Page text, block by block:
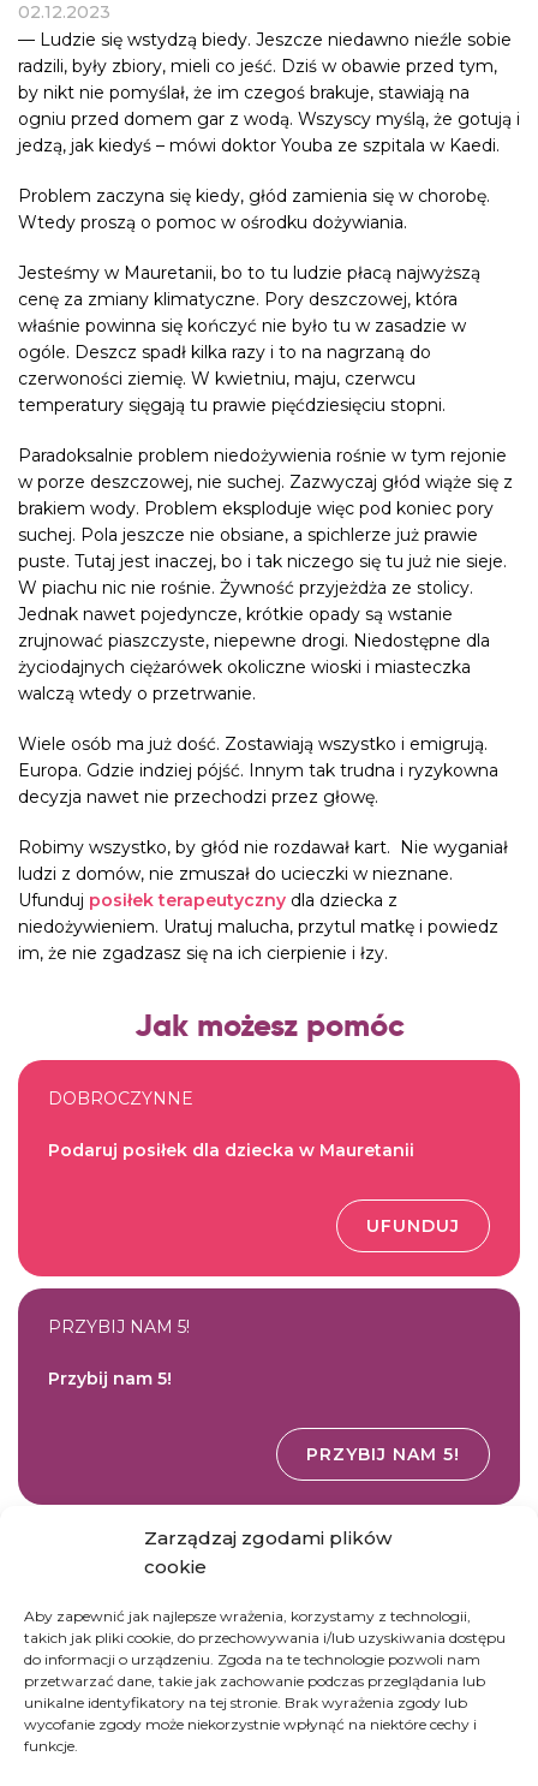
Zarządzaj zgodami plików
cookie
Aby zapewnić jak najlepsze wrażenia, korzystamy z technologii,
takich jak pliki cookie, do przechowywania i/lub uzyskiwania dostępu
do informacji o urządzeniu. Zgoda na te technologie pozwoli nam
przetwarzać dane, takie jak zachowanie podczas przeglądania lub
unikalne identyfikatory na tej stronie. Brak wyrażenia zgody lub
wycofanie zgody może niekorzystnie wpłynąć na niektóre cechy i
funkcje.
02.12.2023
— Ludzie się wstydzą biedy. Jeszcze niedawno nieźle sobie
radzili, były zbiory, mieli co jeść. Dziś w obawie przed tym,
by nikt nie pomyślał, że im czegoś brakuje, stawiają na
ogniu przed domem gar z wodą. Wszyscy myślą, że gotują i
jedzą, jak kiedyś – mówi doktor Youba ze szpitala w Kaedi.
Problem zaczyna się kiedy, głód zamienia się w chorobę.
Wtedy proszą o pomoc w ośrodku dożywiania.
Jesteśmy w Mauretanii, bo to tu ludzie płacą najwyższą
cenę za zmiany klimatyczne. Pory deszczowej, która
właśnie powinna się kończyć nie było tu w zasadzie w
ogóle. Deszcz spadł kilka razy i to na nagrzaną do
czerwoności ziemię. W kwietniu, maju, czerwcu
temperatury sięgają tu prawie pięćdziesięciu stopni.
Paradoksalnie problem niedożywienia rośnie w tym rejonie
w porze deszczowej, nie suchej. Zazwyczaj głód wiąże się z
brakiem wody. Problem eksploduje więc pod koniec pory
suchej. Pola jeszcze nie obsiane, a spichlerze już prawie
puste. Tutaj jest inaczej, bo i tak niczego się tu już nie sieje.
W piachu nic nie rośnie. Żywność przyjeżdża ze stolicy.
Jednak nawet pojedyncze, krótkie opady są wstanie
zrujnować piaszczyste, niepewne drogi. Niedostępne dla
życiodajnych ciężarówek okoliczne wioski i miasteczka
walczą wtedy o przetrwanie.
Wiele osób ma już dość. Zostawiają wszystko i emigrują.
Europa. Gdzie indziej pójść. Innym tak trudna i ryzykowna
decyzja nawet nie przechodzi przez głowę.
Robimy wszystko, by głód nie rozdawał kart. Nie wyganiał
ludzi z domów, nie zmuszał do ucieczki w nieznane.
Ufunduj posiłek terapeutyczny dla dziecka z
niedożywieniem. Uratuj malucha, przytul matkę i powiedz
im, że nie zgadzasz się na ich cierpienie i łzy.
Jak możesz pomóc
DOBROCZYNNE
Podaruj posiłek dla dziecka w Mauretanii
UFUNDUJ
PRZYBIJ NAM 5!
Przybij nam 5!
PRZYBIJ NAM 5!
Dołącz do drużyny Siostry Carmen
DOŁĄCZ DO DRUŻYNY